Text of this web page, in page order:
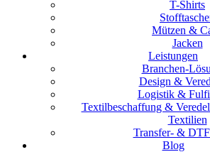
T-Shirts
Mützen &
Jacken
Leistungen
Branchen-
Design &
Logistik &
Textilbeschaffung &
Textilien
Transfer- &
Blog